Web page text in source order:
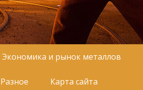
Экономика и рынок металлов
Разное Карта сайта